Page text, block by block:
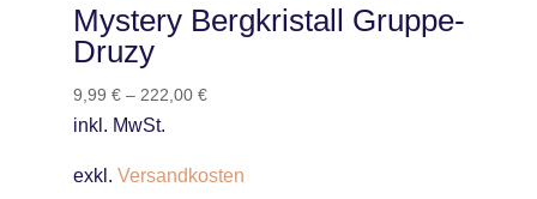
Mystery Bergkristall Gruppe-
Druzy
9,99 €– 222,00 €
inkl. MwSt.
exkl. Versandkosten